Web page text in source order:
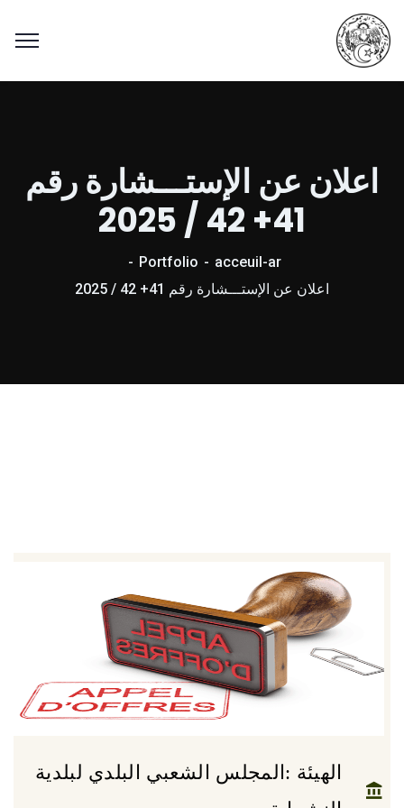
اعلان عن الإستـــشارة رقم
41+ 42 / 2025
acceuil-ar
Portfolio
اعلان عن الإستـــشارة رقم 41+ 42 / 2025
الهيئة :المجلس الشعبي البلدي لبلدية